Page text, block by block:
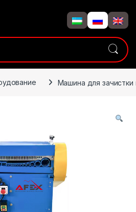
Машина для зачистки